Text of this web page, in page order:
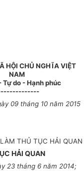
HỘI CHỦ NGHĨA VIỆT
NAM
do - Hạnh phúc
y 09 tháng 10 năm 2015
THỦ TỤC HẢI QUAN
HẢI QUAN
23 tháng 6 năm 2014;